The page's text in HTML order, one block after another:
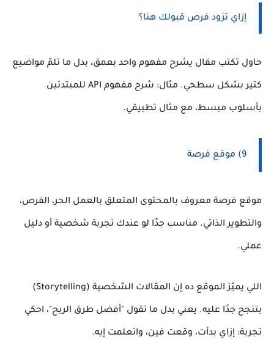
إزاي تزود فرص قبولك هنا؟
حاول تكتب مقال يشرح مفهوم واحد بعمق، بدل ما تلمّ مواضيع
كتير بشكل سطحي. مثال: شرح مفهوم API للمبتدئين
بأسلوب مبسط، مع مثال تطبيقي.
9) موقع فرصة
موقع فرصة معروف بالمحتوى المتعلق بالعمل الحر، الفرص،
والتطوير الذاتي. مناسب جدًا لو عندك تجربة شخصية أو دليل
عملي.
اللي يميّز الموقع ده إن المقالات الشخصية (Storytelling)
بتنجح جدًا عليه. يعني بدل ما تقول "أفضل طرق الربح"، احكي
تجربة: إزاي بدأت، وقعت فين، واتعلمت إيه.